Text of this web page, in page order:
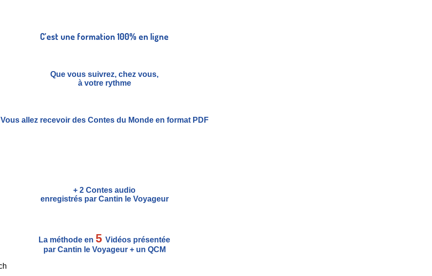
C’est une formation 100% en ligne
Que vous suivrez, chez vous,
à votre rythme
Vous allez recevoir des Contes du Monde en format PDF
+ 2 Contes audio
enregistrés par Cantin le Voyageur
La méthode en 5 Vidéos présentée
par Cantin le Voyageur + un QCM